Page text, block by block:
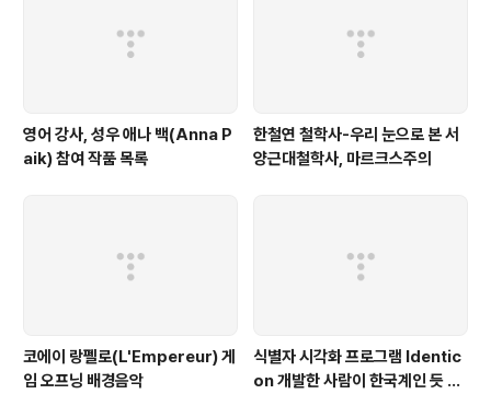
영어 강사, 성우 애나 백(Anna P
aik) 참여 작품 목록
한철연 철학사-우리 눈으로 본 서
양근대철학사, 마르크스주의
코에이 랑펠로(L'Empereur) 게
임 오프닝 배경음악
식별자 시각화 프로그램 Identic
on 개발한 사람이 한국계인 듯 합